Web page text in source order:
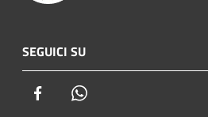
SEGUICI SU
Facebook